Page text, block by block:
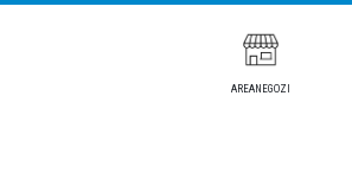
AREANEGOZI